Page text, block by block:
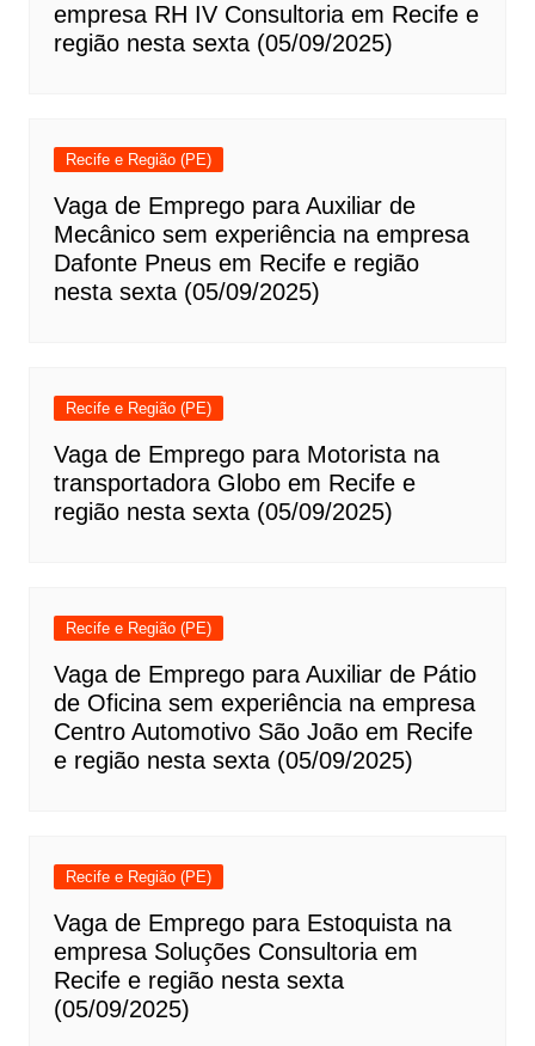
empresa RH IV Consultoria em Recife e
região nesta sexta (05/09/2025)
Recife e Região (PE)
Vaga de Emprego para Auxiliar de
Mecânico sem experiência na empresa
Dafonte Pneus em Recife e região
nesta sexta (05/09/2025)
Recife e Região (PE)
Vaga de Emprego para Motorista na
transportadora Globo em Recife e
região nesta sexta (05/09/2025)
Recife e Região (PE)
Vaga de Emprego para Auxiliar de Pátio
de Oficina sem experiência na empresa
Centro Automotivo São João em Recife
e região nesta sexta (05/09/2025)
Recife e Região (PE)
Vaga de Emprego para Estoquista na
empresa Soluções Consultoria em
Recife e região nesta sexta
(05/09/2025)